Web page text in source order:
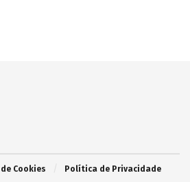
Cookies Política de Privacidade